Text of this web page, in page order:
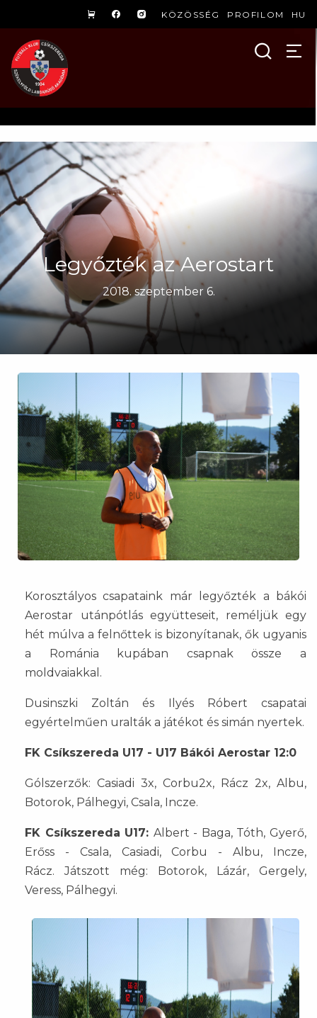
KÖZÖSSÉG PROFILOM HU
Legyőzték az Aerostart
2018. szeptember 6.
Korosztályos csapataink már legyőzték a bákói
Aerostar utánpótlás együtteseit, reméljük egy
hét múlva a felnőttek is bizonyítanak, ők ugyanis
a Románia kupában csapnak össze a
moldvaiakkal.
Dusinszki Zoltán és Ilyés Róbert csapatai
egyértelműen uralták a játékot és simán nyertek.
FK Csíkszereda U17 - U17 Bákói Aerostar 12:0
Gólszerzők: Casiadi 3x, Corbu2x, Rácz 2x, Albu,
Botorok, Pálhegyi, Csala, Incze.
FK Csíkszereda U17: Albert - Baga, Tóth, Gyerő,
Erőss - Csala, Casiadi, Corbu - Albu, Incze,
Rácz. Játszott még: Botorok, Lázár, Gergely,
Veress, Pálhegyi.